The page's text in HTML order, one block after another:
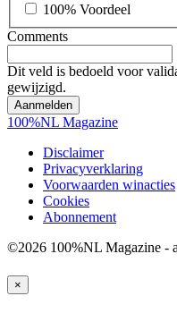
100% Voordeel
Comments
Dit veld is bedoeld voor
gewijzigd.
100%NL Magazine
Disclaimer
Privacyverklaring
Voorwaarden winacties
Cookies
Abonnement
©2026 100%NL Magazine -
×